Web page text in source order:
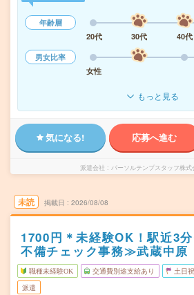
年齢層
20代
30代 40代
男女比率
女性
もっと見る
気になる! 応募へ進む
派遣会社 パーソルテンプスタッフ株
未読 掲載日 2026/08/08
1700円＊未経験OK！駅近3
不備チェック事務≫武蔵中原
職種未経験OK 交通費別途支給あり 土日
派遣